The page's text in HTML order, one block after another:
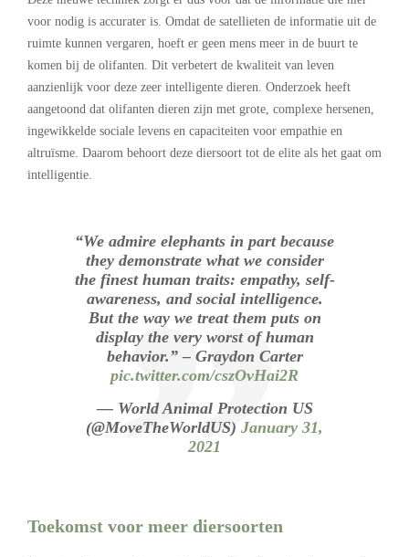
voor nodig is accurater is. Omdat de satellieten de informatie uit de
ruimte kunnen vergaren, hoeft er geen mens meer in de buurt te
komen bij de olifanten. Dit verbetert de kwaliteit van leven
aanzienlijk voor deze zeer intelligente dieren. Onderzoek heeft
aangetoond dat olifanten dieren zijn met grote, complexe hersenen,
ingewikkelde sociale levens en capaciteiten voor empathie en
altruïsme. Daarom behoort deze diersoort tot de elite als het gaat om
intelligentie.
“We admire elephants in part because
they demonstrate what we consider
the finest human traits: empathy, self-
awareness, and social intelligence.
But the way we treat them puts on
display the very worst of human
behavior.” – Graydon Carter
pic.twitter.com/cszOvHai2R
— World Animal Protection US
(@MoveTheWorldUS) January 31,
2021
Toekomst voor meer diersoorten